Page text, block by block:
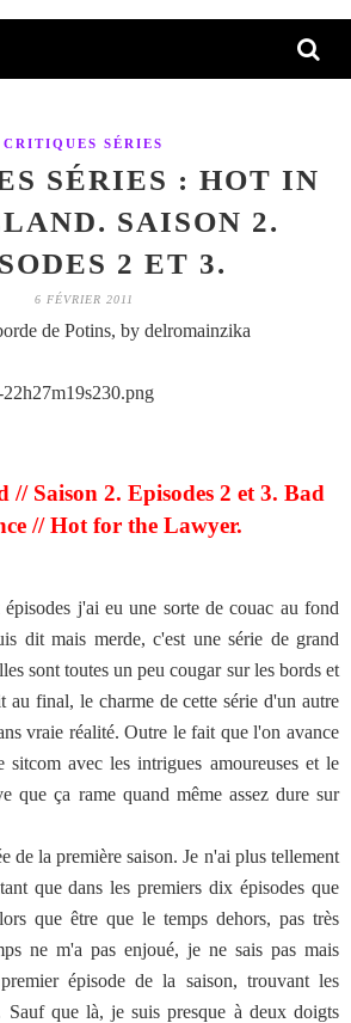
CRITIQUES SÉRIES
SÉRIES : HOT IN
SAISON 2.
2 ET 3.
6 FÉVRIER 2011
de Potins, by delromainzika
// Saison 2. Episodes 2 et 3. Bad
// Hot for the Lawyer.
j'ai eu une sorte de couac au fond
dit mais merde, c'est une série de grand
sont toutes un peu cougar sur les bords et
au final, le charme de cette série d'un autre
vraie réalité. Outre le fait que l'on avance
sitcom avec les intrigues amoureuses et le
que ça rame quand même assez dure sur
de la première saison. Je n'ai plus tellement
que dans les premiers dix épisodes que
que être que le temps dehors, pas très
ne m'a pas enjoué, je ne sais pas mais
épisode de la saison, trouvant les
Sauf que là, je suis presque à deux doigts